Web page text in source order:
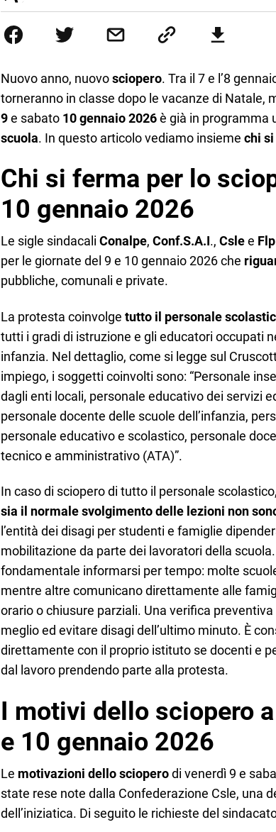
più fermata. L’attualità è il mio pane quotidiano, i libri
Nuovo anno, nuovosciopero. Tra il 7 e l’8
torneranno in classe dopo le vacanze di Natale,
9e sabato 10 gennaio 2026è già in programma
scuola. In questo articolo vediamo insieme chi
Chi si ferma per lo
10 gennaio 2026
Le sigle sindacali Conalpe, Conf.S.A.I., Cslee Flp
per le giornate del 9 e 10 gennaio 2026 che
pubbliche, comunali e private.
La protesta coinvolge tutto il personale
tutti i gradi di istruzione e gli educatori occupati
infanzia. Nel dettaglio, come si legge sul
impiego, i soggetti coinvolti sono: “Personale
dagli enti locali, personale educativo dei servizi
personale docente delle scuole dell’infanzia,
personale educativo e scolastico, personale
tecnico e amministrativo (ATA)”.
In caso di sciopero di tutto il personale scolastico,
sia il normale svolgimento delle lezioni non
l’entità dei disagi per studenti e famiglie
mobilitazione da parte dei lavoratori della
fondamentale informarsi per tempo: molte
mentre altre comunicano direttamente alle
orario o chiusure parziali. Una verifica
meglio ed evitare disagi dell’ultimo minuto. È
direttamente con il proprio istituto se docenti e
dal lavoro prendendo parte alla protesta.
I motivi dello sciopero
e 10 gennaio 2026
Le motivazioni dello scioperodi venerdì 9 e
state rese note dalla Confederazione Csle, una
dell’iniziatica. Di seguito le richieste del